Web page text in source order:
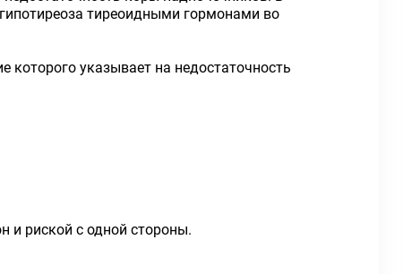
тиреоидными гормонами во
указывает на недостаточность
и риской с одной стороны.